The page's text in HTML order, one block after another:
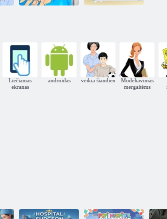
Nani Pelekai rankų
Liečiamas
ekranas
androidas veikia šiandien
Modeliavimas
mergaitėms